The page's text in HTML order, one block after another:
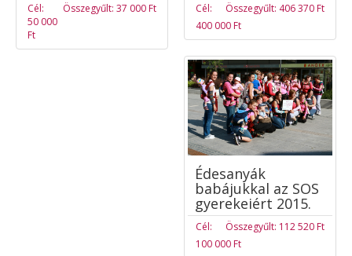
Összegyűlt: 37 000 Ft
Cél:
50 000
Ft
Összegyűlt: 406 370 Ft
Cél:
400 000 Ft
Édesanyák
babájukkal az SOS
gyerekeiért 2015.
Összegyűlt: 112 520 Ft
Cél:
100 000 Ft